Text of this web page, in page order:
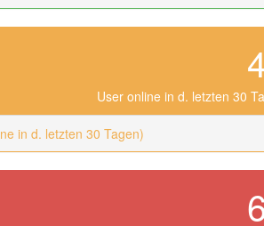
User online in d. letzten 30
in d. letzten 30 Tagen)